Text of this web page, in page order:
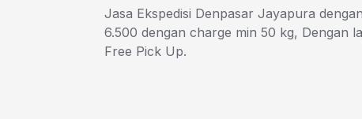
Jasa Ekspedisi Denpasar Jayapura
6.500 dengan charge min 50 kg, Dengan
Free Pick Up.